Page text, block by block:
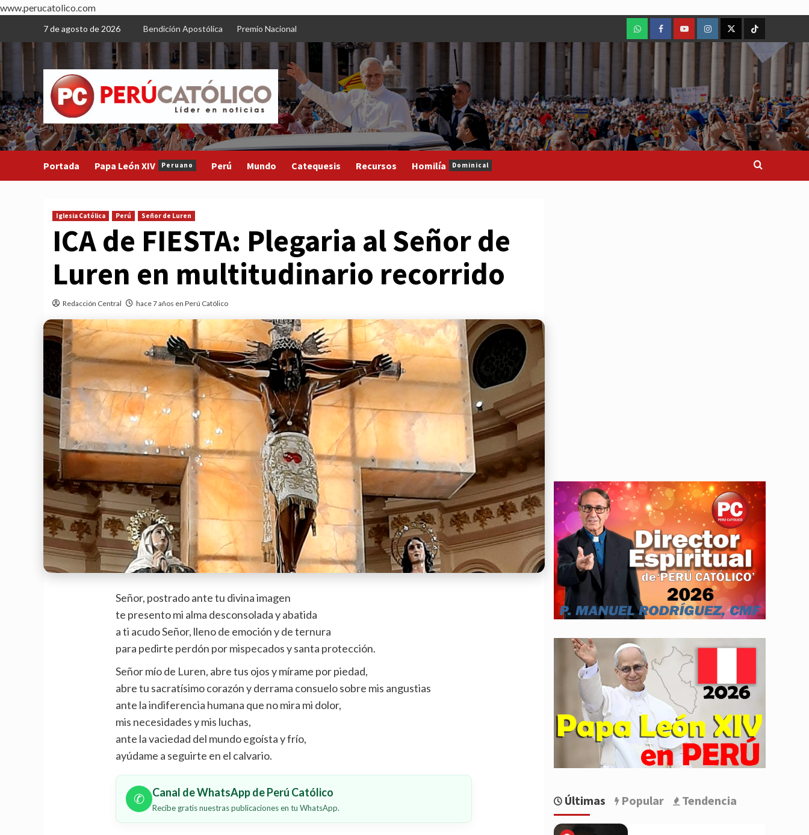
www.perucatolico.com
content
7 de agosto de 2026 Bendición Apostólica Premio Nacional
WhatsAppFacebookYoutubeInstagram
X TikTok
Portada Papa León XIV Peruano Perú Mundo Catequesis Recursos Homilía Dominical
Iglesia Católica Perú Señor de Luren
ICA de FIESTA: Plegaria al Señor de
Luren en multitudinario recorrido
Redacción Central hace 7 años en Perú Católico
Señor, postrado ante tu divina imagen
te presento mi alma desconsolada y abatida
a ti acudo Señor, lleno de emoción y de ternura
para pedirte perdón por mispecados y santa protección.
Señor mío de Luren, abre tus ojos y mírame por piedad,
abre tu sacratísimo corazón y derrama consuelo sobre mis angustias
ante la indiferencia humana que no mira mi dolor,
mis necesidades y mis luchas,
ante la vaciedad del mundo egoísta y frío,
ayúdame a seguirte en el calvario.
✆ Canal de WhatsApp de Perú Católico
Recibe gratis nuestras publicaciones en tu WhatsApp.
Últimas Popular Tendencia